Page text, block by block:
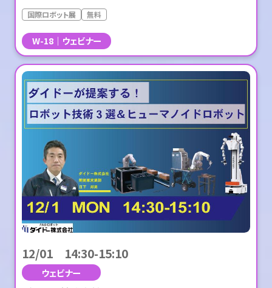
W-18 ウェビナー
国際ロボット展 無料
12/01 14:30-15:10
ウェビナー